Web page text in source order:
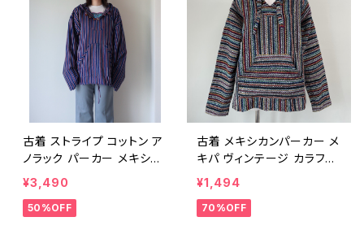
古着 ストライプ コットン ア
ノラック パーカー メキシカ
ンパーカー メキパ ヴィンテ
ージ ネイティブ 民族 薄手
プルオーバー フーディー 紺
¥3,490
50%OFF
古着 メキシカンパーカー メ
キパ ヴィンテージ カラフル
レインボー ストライプ プル
オーバー フーディー メキシ
コ製 25051917
¥1,494
70%OFF